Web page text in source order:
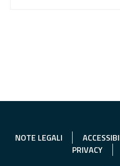
NOTE LEGALI
PRIVACY